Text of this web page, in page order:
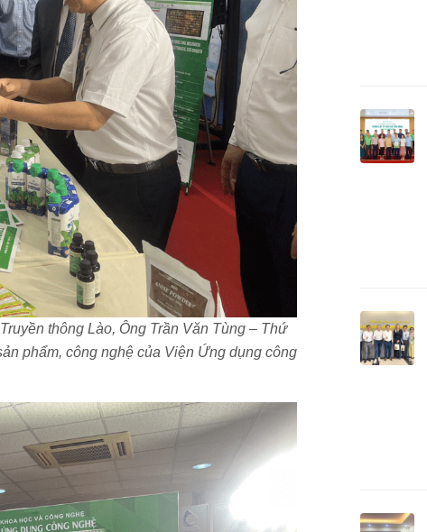
thông Lào, Ông Trần Văn Tùng – Thứ
phẩm, công nghệ của Viện Ứng dụng công